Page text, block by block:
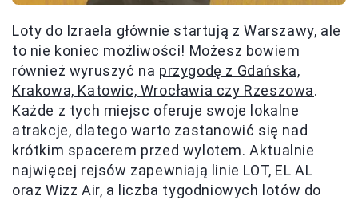
Loty do Izraela głównie startują z Warszawy, ale
to nie koniec możliwości! Możesz bowiem
również wyruszyć na przygodę z Gdańska,
Krakowa, Katowic, Wrocławia czy Rzeszowa.
Każde z tych miejsc oferuje swoje lokalne
atrakcje, dlatego warto zastanowić się nad
krótkim spacerem przed wylotem. Aktualnie
najwięcej rejsów zapewniają linie LOT, EL AL
oraz Wizz Air, a liczba tygodniowych lotów do